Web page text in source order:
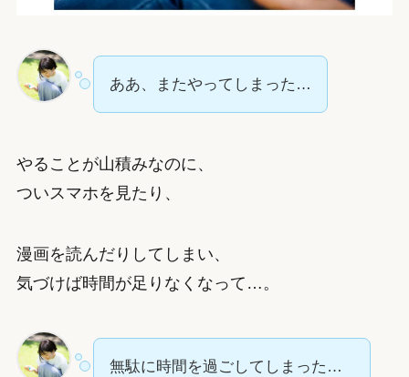
ああ、またやってしまった…
やることが山積みなのに、
ついスマホを見たり、
漫画を読んだりしてしまい、
気づけば時間が足りなくなって…。
無駄に時間を過ごしてしまった…